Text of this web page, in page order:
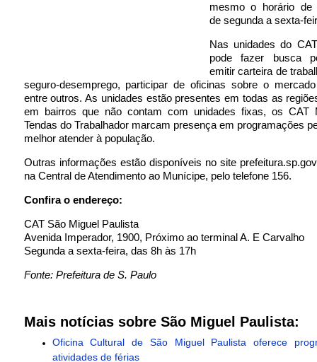
mesmo o horário de
de segunda a sexta-
Nas unidades do
pode fazer busca
emitir carteira de
seguro-desemprego, participar de oficinas sobre o
entre outros. As unidades estão presentes em todas as
em bairros que não contam com unidades fixas, os CAT
Tendas do Trabalhador marcam presença em programações
melhor atender à população.
Outras informações estão disponíveis no site
na Central de Atendimento ao Munícipe, pelo telefone 156.
Confira o endereço:
CAT São Miguel Paulista
Avenida Imperador, 1900, Próximo ao terminal A. E Carvalho
Segunda a sexta-feira, das 8h às 17h
Fonte: Prefeitura de S. Paulo
Mais notícias sobre São Miguel Paulista:
Oficina Cultural de São Miguel Paulista oferece
atividades de férias